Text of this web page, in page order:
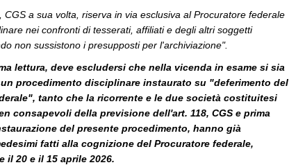
CGS a sua volta, riserva in via esclusiva al Procuratore federale
nei confronti di tesserati, affiliati e degli altri soggetti
non sussistono i presupposti per l'archiviazione".
lettura, deve escludersi che nella vicenda in esame si sia
procedimento disciplinare instaurato su "deferimento del
tanto che la ricorrente e le due società costituitesi
consapevoli della previsione dell'art. 118, CGS e prima
del presente procedimento, hanno già
fatti alla cognizione del Procuratore federale,
il 20 e il 15 aprile 2026.